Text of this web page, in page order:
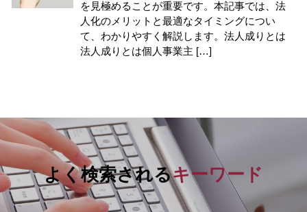
を見極めることが重要です。本記事では、法
人化のメリットと最適なタイミングについ
て、わかりやすく解説します。法人成りとは
法人成りとは個人事業主 […]
よく検索されるキーワード